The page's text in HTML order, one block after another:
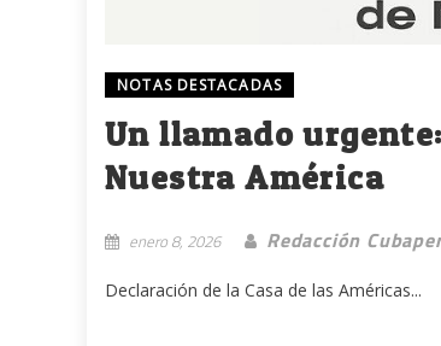
NOTAS DESTACADAS
Un llamado
Nuestra América
enero 8, 2026 Redacción
Declaración de la Casa de las Américas...